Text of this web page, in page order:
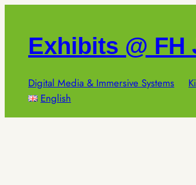
springenExhibits @ FH
Digital Media & Immersive Systems
English